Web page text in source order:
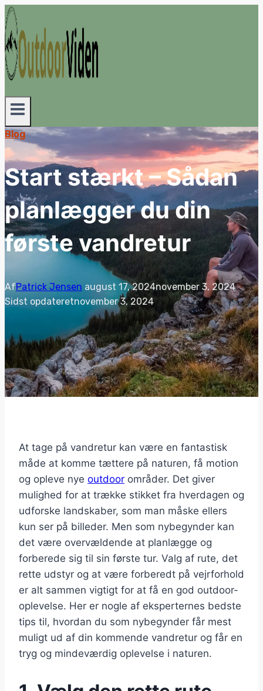
Fortsæt
til
indhold
Blog
Start stærkt – Sådan
planlægger du din
første vandretur
AfPatrick Jensen august 17, 2024november 3, 2024
Sidst opdateretnovember 3, 2024
At tage på vandretur kan være en fantastisk
måde at komme tættere på naturen, få motion
og opleve nye outdoor områder. Det giver
mulighed for at trække stikket fra hverdagen og
udforske landskaber, som man måske ellers
kun ser på billeder. Men som nybegynder kan
det være overvældende at planlægge og
forberede sig til sin første tur. Valg af rute, det
rette udstyr og at være forberedt på vejrforhold
er alt sammen vigtigt for at få en god outdoor-
oplevelse. Her er nogle af eksperternes bedste
tips til, hvordan du som nybegynder får mest
muligt ud af din kommende vandretur og får en
tryg og mindeværdig oplevelse i naturen.